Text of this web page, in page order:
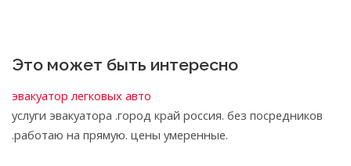
Это может быть интересно
эвакуатор легковых авто
услуги эвакуатора .город край россия. без посредников
.работаю на прямую. цены умеренные.